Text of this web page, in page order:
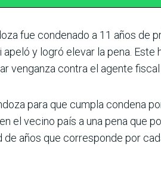
fue condenado a 11 años de
y logró elevar la pena.
venganza contra el agente fiscal
para que cumpla condena
el vecino país a una pena que
años que corres­ponde por